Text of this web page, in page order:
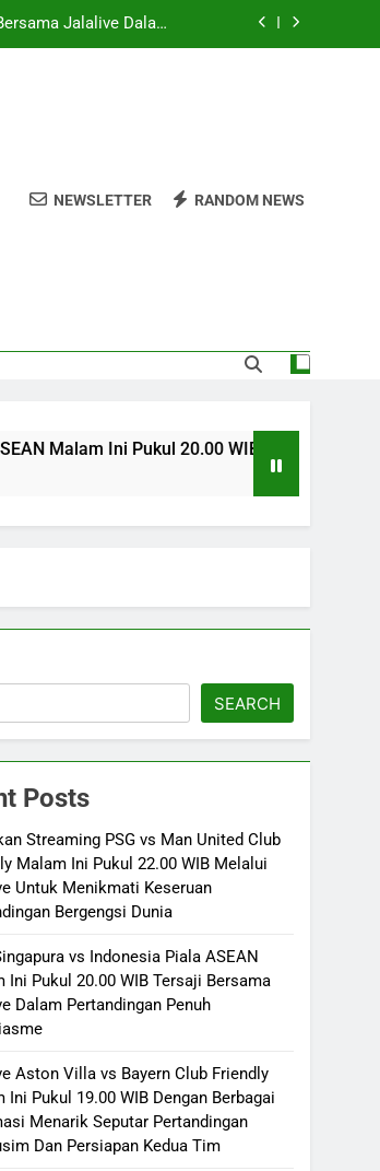
Informasi Menarik
Melalui Jalalive Untuk
Jalalive Dalam
Informasi Menarik
Persiapan Kedua Tim
untuk Menikmati Aksi
Eropa Penuh Prestise
NEWSLETTER RANDOM NEWS
20.00 WIB Tersaji Bersama Jalalive Dalam
SEARCH
Posts
Streaming PSG vs Man United Club
Malam Ini Pukul 22.00 WIB Melalui
Untuk Menikmati Keseruan
Bergengsi Dunia
vs Indonesia Piala ASEAN
Ini Pukul 20.00 WIB Tersaji Bersama
Dalam Pertandingan Penuh
Aston Villa vs Bayern Club Friendly
Ini Pukul 19.00 WIB Dengan Berbagai
Menarik Seputar Pertandingan
Dan Persiapan Kedua Tim